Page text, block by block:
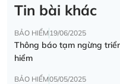
Tin bài khác
BẢO HIỂM19/06/2025
Thông báo tạm ngừng
hiểm
BẢO HIỂM05/05/2025